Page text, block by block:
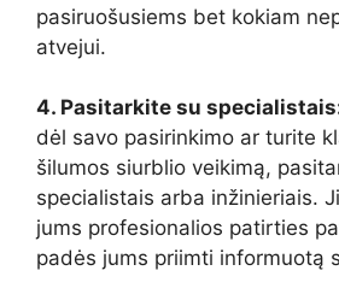
pasiruošusiems bet kokiam
atvejui.
4. Pasitarkite su
dėl savo pasirinkimo ar turite
šilumos siurblio veikimą,
specialistais arba inžinieriais.
jums profesionalios patirties
padės jums priimti informuotą